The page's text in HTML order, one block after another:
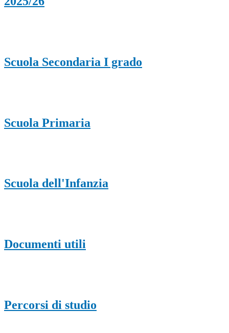
Scuola Secondaria I grado
Scuola Primaria
Scuola dell'Infanzia
Documenti utili
Percorsi di studio